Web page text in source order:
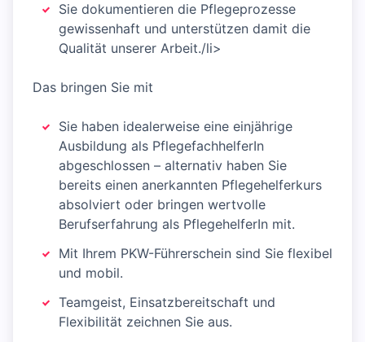
Sie dokumentieren die Pflegeprozesse
gewissenhaft und unterstützen damit die
Qualität unserer Arbeit./li>
Das bringen Sie mit
Sie haben idealerweise eine einjährige
Ausbildung als PflegefachhelferIn
abgeschlossen – alternativ haben Sie
bereits einen anerkannten Pflegehelferkurs
absolviert oder bringen wertvolle
Berufserfahrung als PflegehelferIn mit.
Mit Ihrem PKW-Führerschein sind Sie flexibel
und mobil.
Teamgeist, Einsatzbereitschaft und
Flexibilität zeichnen Sie aus.